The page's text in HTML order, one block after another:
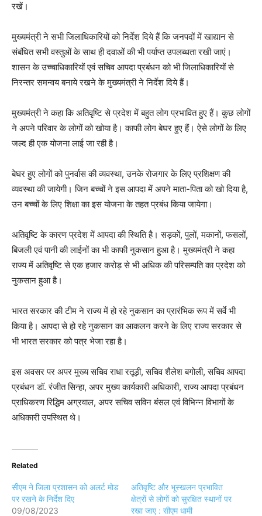
रखें।
मुख्यमंत्री ने सभी जिलाधिकारियों को निर्देश दिये हैं कि जनपदों में खाद्यान से
संबंधित सभी वस्तुओं के साथ ही दवाओं की भी पर्याप्त उपलब्धता रखी जाएं।
शासन के उच्चाधिकारियों एवं सचिव आपदा प्रबंधन को भी जिलाधिकारियों से
निरन्तर समन्वय बनाये रखने के मुख्यमंत्री ने निर्देश दिये हैं।
मुख्यमंत्री ने कहा कि अतिवृष्टि से प्रदेश में बहुत लोग प्रभावित हुए हैं। कुछ लोगों
ने अपने परिवार के लोगों को खोया है। काफी लोग बेघर हुए हैं। ऐसे लोगों के लिए
जल्द ही एक योजना लाई जा रही है।
बेघर हुए लोगों को पुनर्वास की व्यवस्था, उनके रोजगार के लिए प्रशिक्षण की
व्यवस्था की जायेगी। जिन बच्चों ने इस आपदा में अपने माता-पिता को खो दिया है,
उन बच्चों के लिए शिक्षा का इस योजना के तहत प्रबंध किया जायेगा।
अतिवृष्टि के कारण प्रदेश में आपदा की स्थिति है। सड़कों, पुलों, मकानों, फसलों,
बिजली एवं पानी की लाईनों का भी काफी नुकसान हुआ है। मुख्यमंत्री ने कहा
राज्य में अतिवृष्टि से एक हजार करोड़ से भी अधिक की परिसम्पति का प्रदेश को
नुकसान हुआ है।
भारत सरकार की टीम ने राज्य में हो रहे नुकसान का प्रारंभिक रूप में सर्वे भी
किया है। आपदा से हो रहे नुकसान का आकलन करने के लिए राज्य सरकार से
भी भारत सरकार को पत्र भेजा रहा है।
इस अवसर पर अपर मुख्य सचिव राधा रतूड़ी, सचिव शैलेश बगोली, सचिव आपदा
प्रबंधन डॉ. रंजीत सिन्हा, अपर मुख्य कार्यकारी अधिकारी, राज्य आपदा प्रबंधन
प्राधिकरण रिद्धिम अग्रवाल, अपर सचिव सविन बंसल एवं विभिन्न विभागों के
अधिकारी उपस्थित थे।
Related
सीएम ने जिला प्रशासन को अलर्ट मोड
पर रखने के निर्देश दिए
09/08/2023
अतिवृष्टि और भूस्खलन प्रभावित
क्षेत्रों से लोगों को सुरक्षित स्थानों पर
रखा जाए : सीएम धामी